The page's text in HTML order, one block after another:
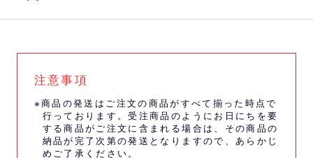
注意事項
※商品の発送はご注文の商品がすべて揃った時点で
行っております。受注商品のようにお日にちを要
する商品がご注文に含まれる場合は、その商品の
納品が完了次第の発送となりますので、あらかじ
めご了承ください。